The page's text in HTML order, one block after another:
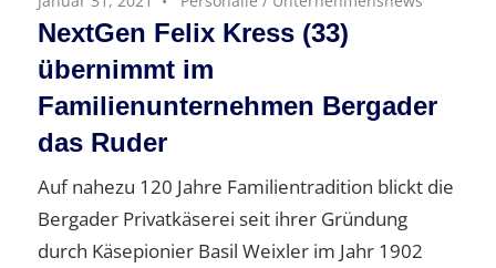
NextGen Felix Kress (33)
übernimmt im
Familienunternehmen Bergader
das Ruder
Auf nahezu 120 Jahre Familientradition blickt die
Bergader Privatkäserei seit ihrer Gründung
durch Käsepionier Basil Weixler im Jahr 1902